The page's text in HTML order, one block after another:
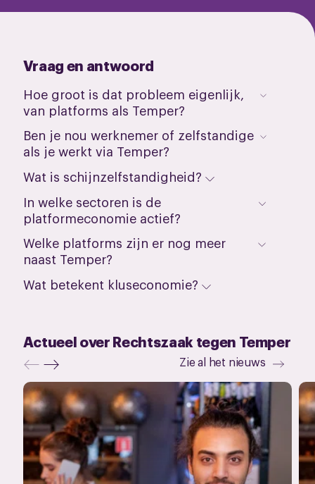
Vraag en antwoord
Hoe groot is dat probleem eigenlijk,
van platforms als Temper?
Ben je nou werknemer of zelfstandige
als je werkt via Temper?
Wat is schijnzelfstandigheid?
In welke sectoren is de
platformeconomie actief?
Welke platforms zijn er nog meer
naast Temper?
Wat betekent kluseconomie?
Actueel over Rechtszaak tegen Temper
Zie al het nieuws